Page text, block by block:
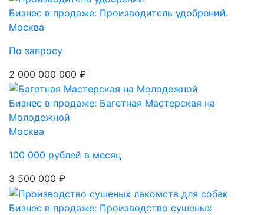
Бизнес в продаже: Производитель удобрений.
Москва
По запросу
2 000 000 000 ₽
Бизнес в продаже: Багетная Мастерская на
Молодежной
Москва
100 000 рублей в месяц
3 500 000 ₽
Бизнес в продаже: Производство сушеных